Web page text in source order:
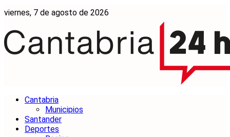
viernes, 7 de agosto de 2026
Cantabria
Municipios
Santander
Deportes